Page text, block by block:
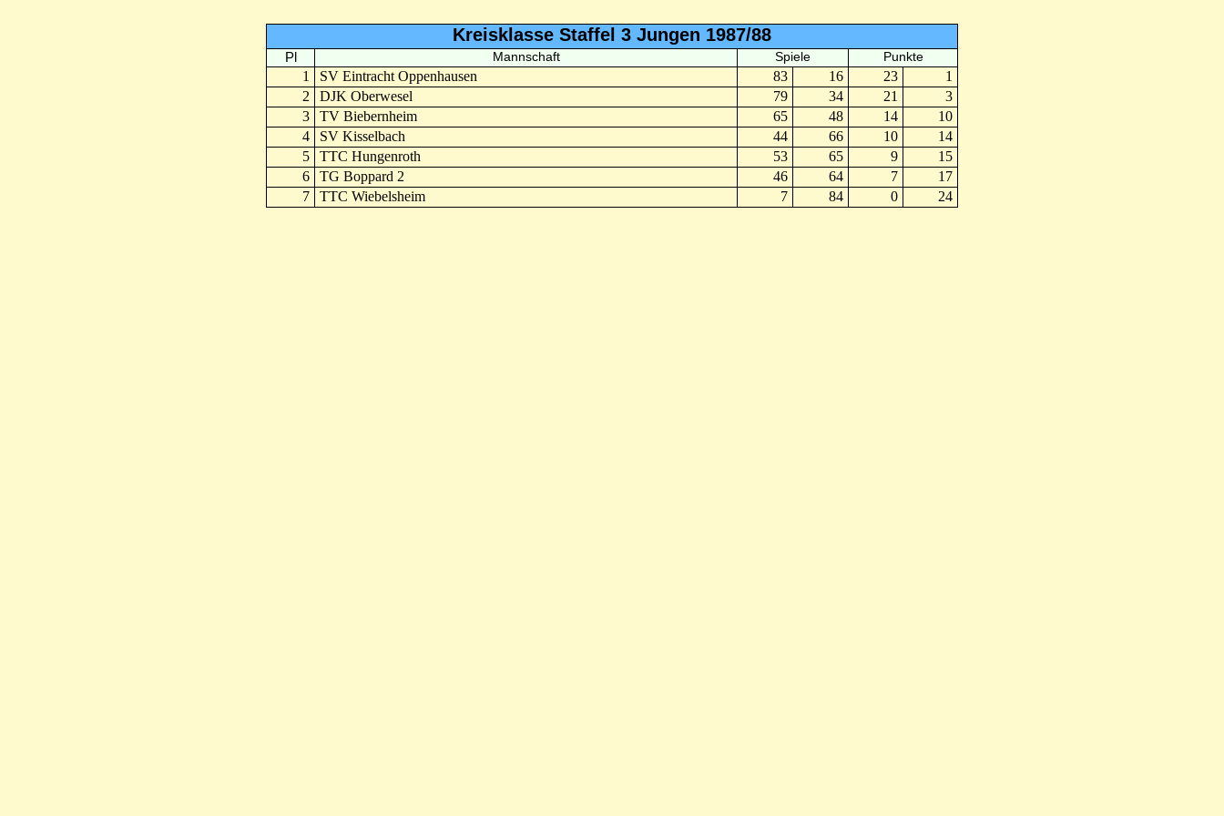
Kreisklasse Staffel 3 Jungen 1987/88
Pl Mannschaft Spiele Punkte
1 SV Eintracht Oppenhausen 83 16 23
1
2
DJK Oberwesel 79 34 21
3
3
TV Biebernheim 65 48 14
10
4
SV Kisselbach 44 66 10
14
5
TTC Hungenroth 53 65 9
15
6
TG Boppard 2 46 64 7
17
7
TTC Wiebelsheim 7 84 0 24